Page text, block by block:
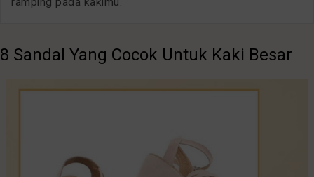
8 Sandal Yang Cocok Untuk Kaki Besar